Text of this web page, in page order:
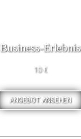
Business-Erlebnis
10 €
ANGEBOT ANSEHEN